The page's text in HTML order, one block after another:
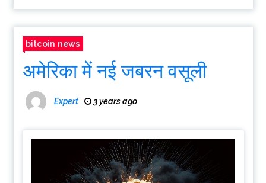
bitcoin news
अमेरिका में नई जबरन वसूली
Expert 3 years ago